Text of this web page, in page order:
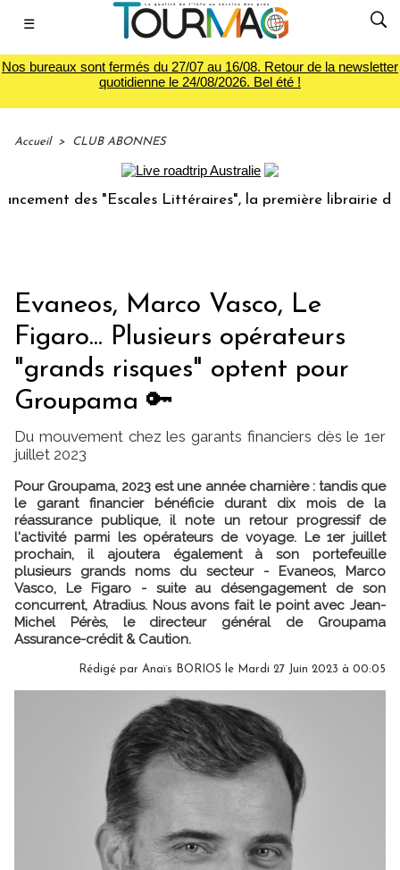
☰
Nos bureaux sont fermés du 27/07 au 16/08. Retour de la newsletter
quotidienne le 24/08/2026. Bel été !
Accueil > CLUB ABONNES
des "Escales Littéraires", la première librairie du voyage
Evaneos, Marco Vasco, Le
Figaro... Plusieurs opérateurs
"grands risques" optent pour
Groupama 🔑
Du mouvement chez les garants financiers dès le 1er
juillet 2023
Pour Groupama, 2023 est une année charnière : tandis que
le garant financier bénéficie durant dix mois de la
réassurance publique, il note un retour progressif de
l'activité parmi les opérateurs de voyage. Le 1er juillet
prochain, il ajoutera également à son portefeuille
plusieurs grands noms du secteur - Evaneos, Marco
Vasco, Le Figaro - suite au désengagement de son
concurrent, Atradius. Nous avons fait le point avec Jean-
Michel Pérès, le directeur général de Groupama
Assurance-crédit & Caution.
Rédigé par Anaïs BORIOS le Mardi 27 Juin 2023 à 00:05